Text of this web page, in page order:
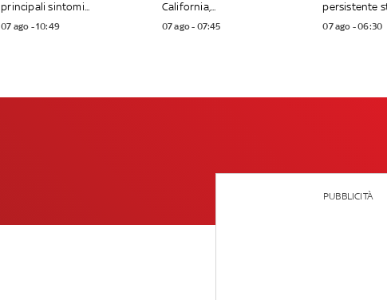
principali sintomi...
07 ago - 10:49
California,...
07 ago - 07:45
persistente
07 ago - 06:30
PUBBLICITÀ